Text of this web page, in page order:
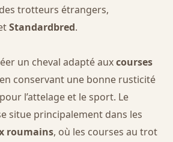
trotteurs étrangers,
Standardbred.
un cheval adapté auxcourses
conservant une bonne rusticité
l’attelage et le sport. Le
situe principalement dans les
roumains, où les courses au trot